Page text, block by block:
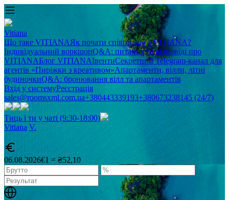
Vitiana
Що таке VITIANAЯк почати співпрацю з VITIANA?
Індивідуальний воркшопQ&A: питання та відповіді про
VITIANAБлог VITIANAІвентиСекретний Telegram-канал для
агентів «Пиріжки з креативом»Апартаменти, вілли, літні
будиночкиQ&A: бронювання вілл та апартаментів
Вхід у системуРеєстрація
sales@roomsxml.com.ua+380443339193+380673238145 (24/7)
Тиць і ти у чаті (9:30-18:00)
Vitiana V.
06.08.2026€1 = ₴52,10